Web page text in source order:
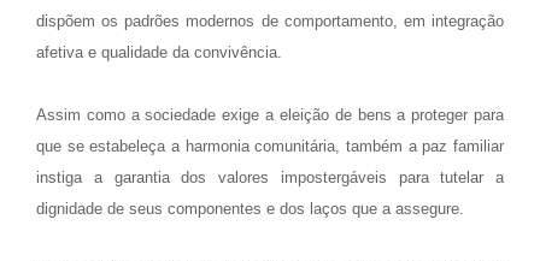
dispõem os padrões modernos de comportamento, em integração
afetiva e qualidade da convivência.
Assim como a sociedade exige a eleição de bens a proteger para
que se estabeleça a harmonia comunitária, também a paz familiar
instiga a garantia dos valores impostergáveis para tutelar a
dignidade de seus componentes e dos laços que a assegure.